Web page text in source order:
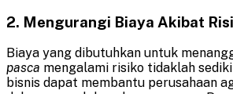
2. Mengurangi Biaya Akibat
Biaya yang dibutuhkan untuk
pasca mengalami risiko tidaklah
bisnis dapat membantu perusahaan